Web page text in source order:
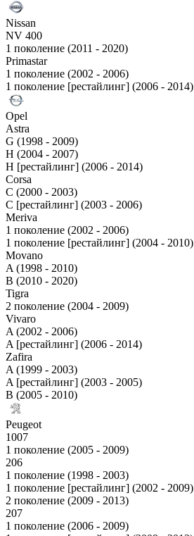
Nissan
NV 400
1 поколение (2011 - 2020)
Primastar
1 поколение (2002 - 2006)
1 поколение [рестайлинг] (2006 - 2014)
Opel
Astra
G (1998 - 2009)
H (2004 - 2007)
H [рестайлинг] (2006 - 2014)
Corsa
C (2000 - 2003)
C [рестайлинг] (2003 - 2006)
Meriva
1 поколение (2002 - 2006)
1 поколение [рестайлинг] (2004 - 2010)
Movano
A (1998 - 2010)
B (2010 - 2020)
Tigra
2 поколение (2004 - 2009)
Vivaro
A (2002 - 2006)
A [рестайлинг] (2006 - 2014)
Zafira
A (1999 - 2003)
A [рестайлинг] (2003 - 2005)
B (2005 - 2010)
Peugeot
1007
1 поколение (2005 - 2009)
206
1 поколение (1998 - 2003)
1 поколение [рестайлинг] (2002 - 2009)
2 поколение (2009 - 2013)
207
1 поколение (2006 - 2009)